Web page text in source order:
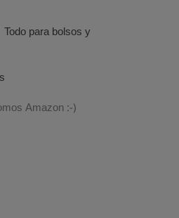
Todo para bolsos y
Amazon :-)